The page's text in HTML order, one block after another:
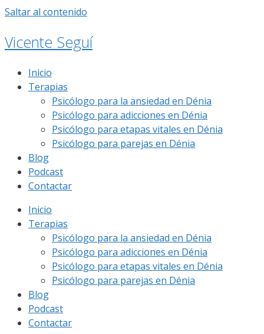
Saltar al contenido
Vicente Seguí
Inicio
Terapias
Psicólogo para la ansiedad en Dénia
Psicólogo para adicciones en Dénia
Psicólogo para etapas vitales en Dénia
Psicólogo para parejas en Dénia
Blog
Podcast
Contactar
Inicio
Terapias
Psicólogo para la ansiedad en Dénia
Psicólogo para adicciones en Dénia
Psicólogo para etapas vitales en Dénia
Psicólogo para parejas en Dénia
Blog
Podcast
Contactar